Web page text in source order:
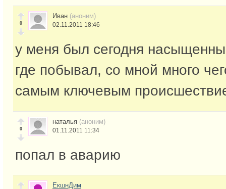
0
Иван (аноним)
02.11.2011 18:46
у меня был сегодня
где побывал, со мной много
самым ключевым
0
наталья (аноним)
01.11.2011 11:34
попал в аварию
ЕкшнДим